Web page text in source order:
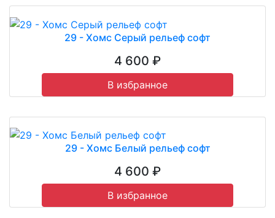
29 - Хомс Серый рельеф софт
4 600 ₽
В избранное
29 - Хомс Белый рельеф софт
4 600 ₽
В избранное